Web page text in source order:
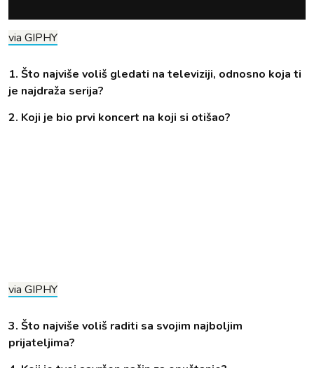
via GIPHY
1. Što najviše voliš gledati na televiziji, odnosno koja ti
je najdraža serija?
2. Koji je bio prvi koncert na koji si otišao?
via GIPHY
3. Što najviše voliš raditi sa svojim najboljim
prijateljima?